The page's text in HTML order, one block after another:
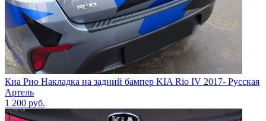
Киа Рио Накладка на задний бампер KIA Rio IV 2017- Русская
Артель
1 200 руб.